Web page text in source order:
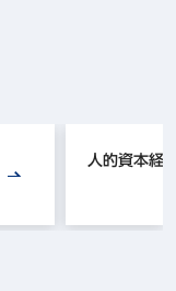
人的資本経